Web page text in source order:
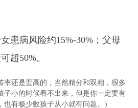
患病风险约15%-30%；父母
超50%。
率还是蛮高的，当然精分和双相，很多
子小的时候看不出来，但是你一定要有
有极少数孩子从小就有问题。）